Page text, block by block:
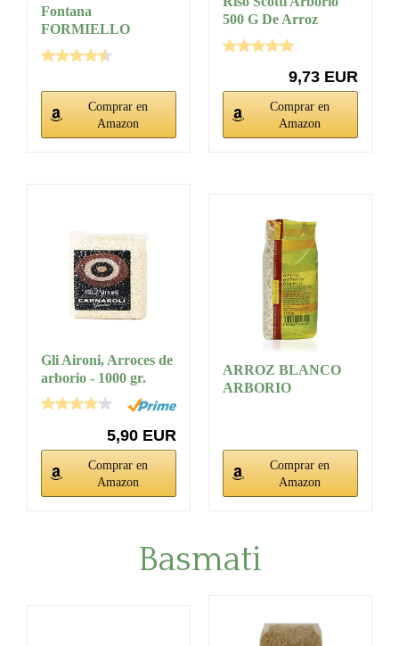
Fontana
FORMIELLO
Arborio Arroz – Para
Risotto...
Comprar en
Amazon
500 G De Arroz
Risotto
9,73 EUR
Comprar en
Amazon
Gli Aironi, Arroces de
arborio - 1000 gr.
5,90 EUR
Comprar en
Amazon
ARROZ BLANCO
ARBORIO
Comprar en
Amazon
Basmati